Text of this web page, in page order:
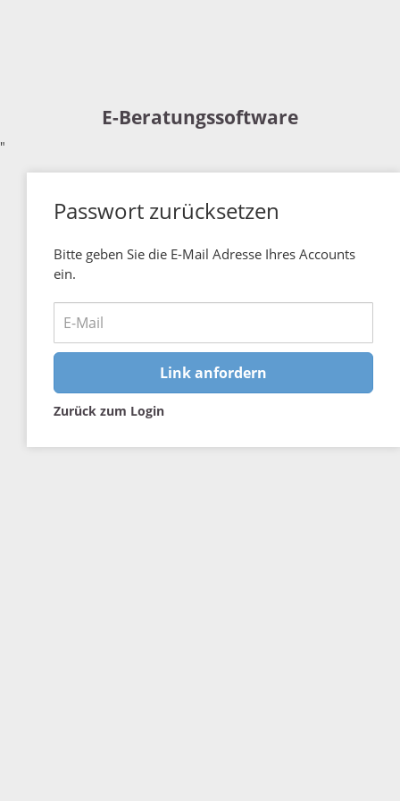
E-Beratungssoftware
Passwort zurücksetzen
Bitte geben Sie die E-Mail Adresse Ihres Accounts
ein.
Link anfordern
Zurück zum Login
"